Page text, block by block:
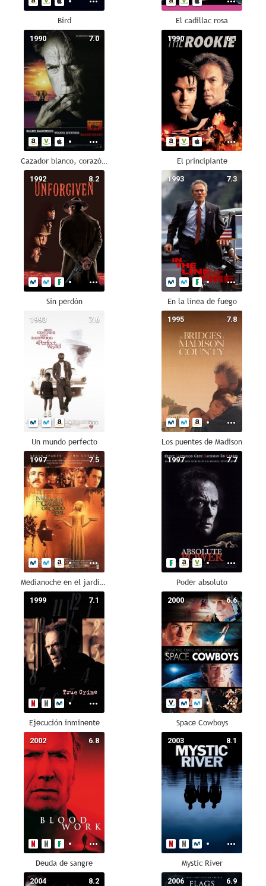
Bird El cadillac rosa
7.0
1990
Cazador blanco, corazón negro
6.1
1990
El principiante
8.2
1992
Sin perdón
7.3
1993
En la línea de fuego
7.6
1993
Un mundo perfecto
7.8
1995
Los puentes de Madison
7.5
1997
Medianoche en el jardín del bien y del mal
7.7
1997
Poder absoluto
7.1
1999
Ejecución inminente
6.6
2000
Space Cowboys
6.8
2002
Deuda de sangre
8.1
2003
Mystic River
8.2
2004 6.9
2006